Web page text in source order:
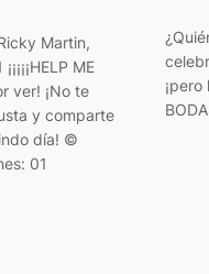
Martin,
ME
ver! ¡No te
y comparte
día! ©
01